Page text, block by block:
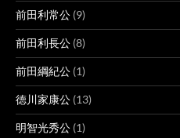
前田利常公 (9)
前田利長公 (8)
前田綱紀公 (1)
徳川家康公 (13)
明智光秀公 (1)